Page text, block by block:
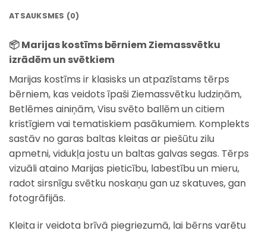
ATSAUKSMES (0)
📦 Marijas kostīms bērniem Ziemassvētku
izrādēm un svētkiem
Marijas kostīms ir klasisks un atpazīstams tērps
bērniem, kas veidots īpaši Ziemassvētku ludziņām,
Betlēmes ainiņām, Visu svēto ballēm un citiem
kristīgiem vai tematiskiem pasākumiem. Komplekts
sastāv no garas baltas kleitas ar piešūtu zilu
apmetni, vidukļa jostu un baltas galvas segas. Tērps
vizuāli ataino Marijas pieticību, labestību un mieru,
radot sirsnīgu svētku noskaņu gan uz skatuves, gan
fotogrāfijās.
Kleita ir veidota brīvā piegriezumā, lai bērns varētu